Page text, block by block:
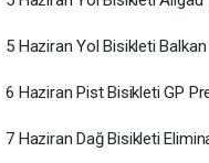
5 Haziran Yol Bisikleti
6 Haziran Pist Bisikleti GP
7 Haziran Dağ Bisikleti